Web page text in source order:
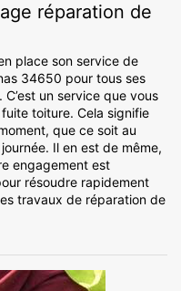
réparation de
place son service de
34650 pour tous ses
un service que vous
toiture. Cela signifie
que ce soit au
Il en est de même,
engagement est
résoudre rapidement
travaux de réparation de